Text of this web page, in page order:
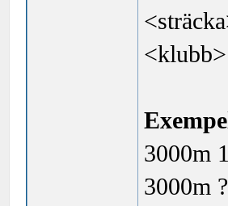
<klubb>
3000m
3000m